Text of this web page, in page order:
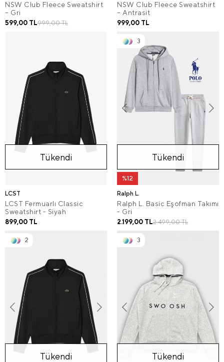
NSW Club Fleece Sweatshirt
– Gri
999,00 TL
599,00 TL
NSW Club Fleece Sweatshirt
– Antrasit
999,00 TL
Tükendi
LCST
LCST Fermuarlı Classic
Sweatshirt - Siyah
899,00 TL
3
%12
Tükendi
Ralph L.
Ralph L. Basic Eşofman Takımı
- Gri
2.499,00 TL
2.199,00 TL
2
Tükendi
3
Tükendi